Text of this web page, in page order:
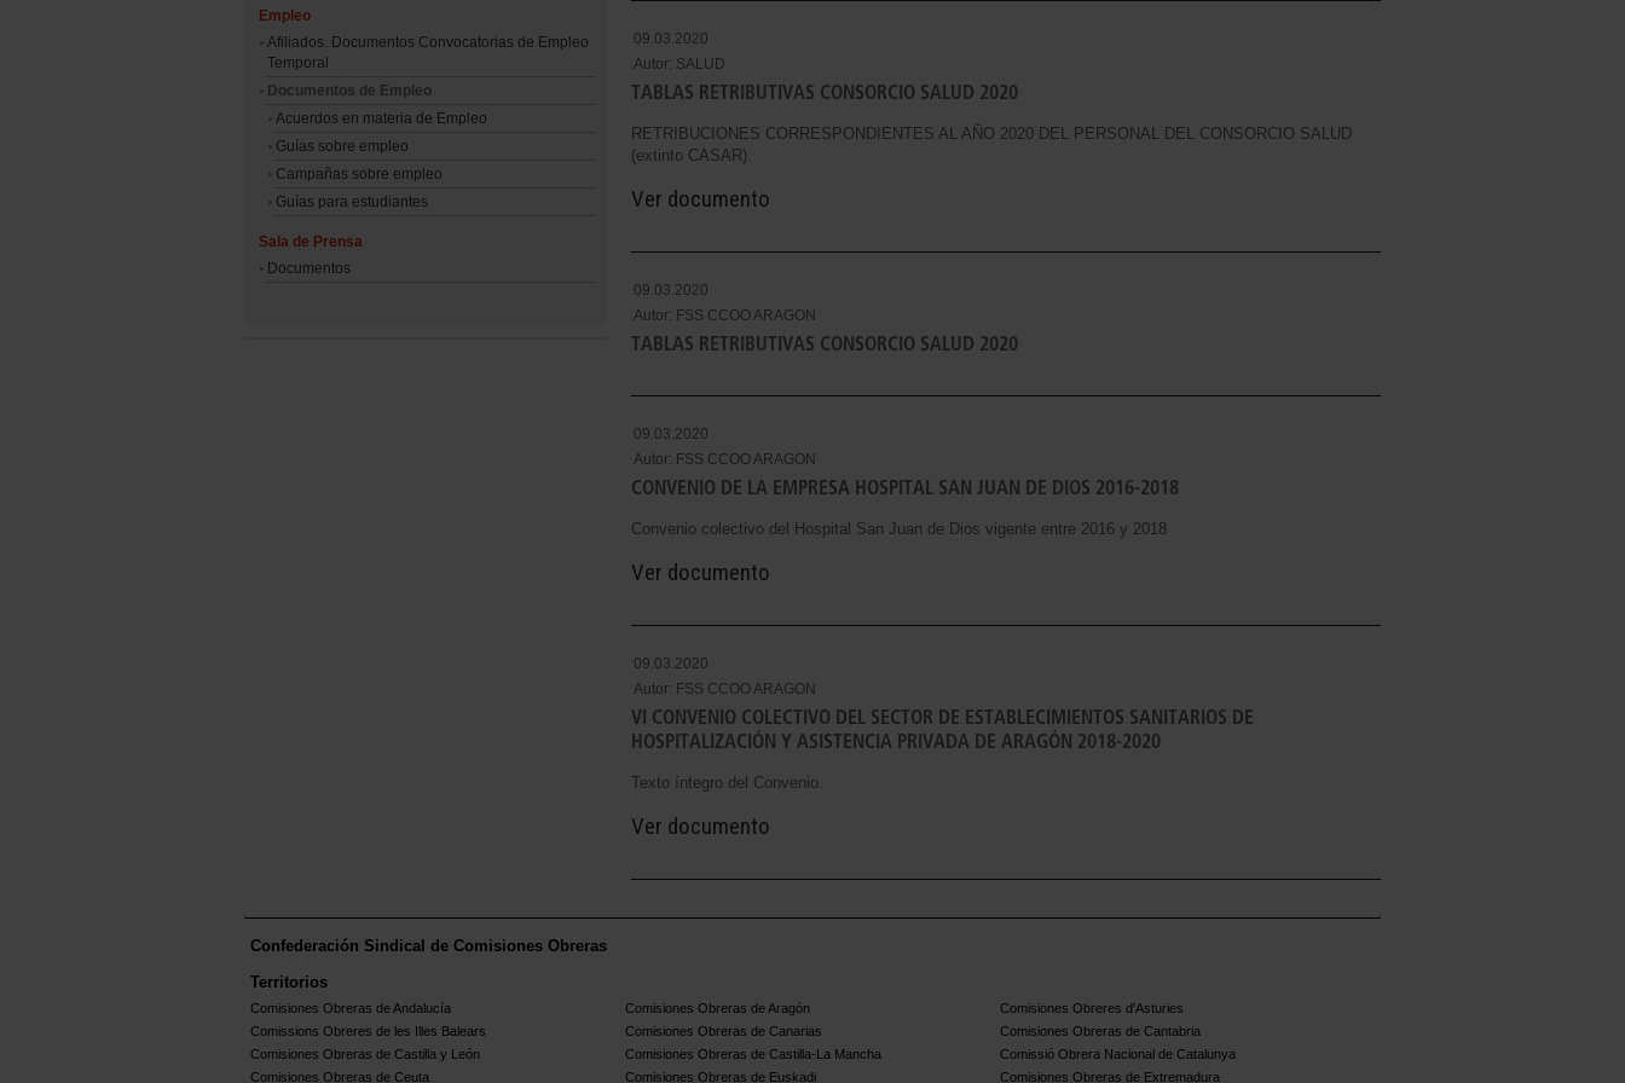
Empleo
Afiliados. Documentos Convocatorias de Empleo
Temporal
Documentos de Empleo
Acuerdos en materia de Empleo
Guías sobre empleo
Campañas sobre empleo
Guías para estudiantes
Sala de Prensa
Documentos
09.03.2020
Autor: SALUD
TABLAS RETRIBUTIVAS CONSORCIO SALUD 2020
RETRIBUCIONES CORRESPONDIENTES AL AÑO 2020 DEL PERSONAL DEL CONSORCIO SALUD
(extinto CASAR).
Ver documento
09.03.2020
Autor: FSS CCOO ARAGON
TABLAS RETRIBUTIVAS CONSORCIO SALUD 2020
09.03.2020
Autor: FSS CCOO ARAGON
CONVENIO DE LA EMPRESA HOSPITAL SAN JUAN DE DIOS 2016-2018
Convenio colectivo del Hospital San Juan de Dios vigente entre 2016 y 2018
Ver documento
09.03.2020
Autor: FSS CCOO ARAGON
VI CONVENIO COLECTIVO DEL SECTOR DE ESTABLECIMIENTOS SANITARIOS DE
HOSPITALIZACIÓN Y ASISTENCIA PRIVADA DE ARAGÓN 2018-2020
Texto íntegro del Convenio.
Ver documento
Confederación Sindical de Comisiones Obreras
Territorios
Comisiones Obreras de Andalucía Comisiones Obreras de Aragón
Comisiones Obreres d'Asturies
Comissions Obreres de les Illes Balears
Comisiones Obreras de Canarias
Comisiones Obreras de Cantabria
Comisiones Obreras de Castilla y León
Comisiones Obreras de Castilla-La Mancha
Comissió Obrera Nacional de Catalunya
Comisiones Obreras de Ceuta
Comisiones Obreras de Euskadi Comisiones Obreras de Extremadura